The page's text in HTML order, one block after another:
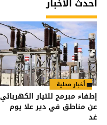
أخبار محلية
إطفاء مبرمج للتيار الكهربائي
عن مناطق في دير علا يوم
غد